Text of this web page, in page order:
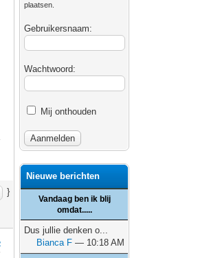
}
plaatsen.
Gebruikersnaam:
Wachtwoord:
Mij onthouden
Nieuwe berichten
Vandaag ben ik blij
omdat.....
Dus jullie denken o...
Bianca F — 10:18 AM